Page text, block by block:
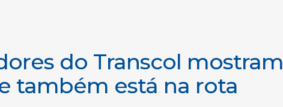
do Transcol mostram
também está na rota